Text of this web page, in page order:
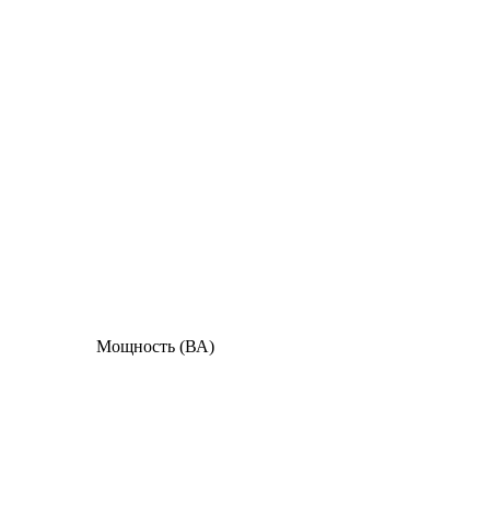
Мощность (ВА)